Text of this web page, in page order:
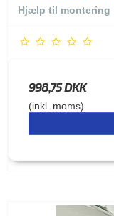
Hjælp til montering
998,75 DKK
(inkl. moms)